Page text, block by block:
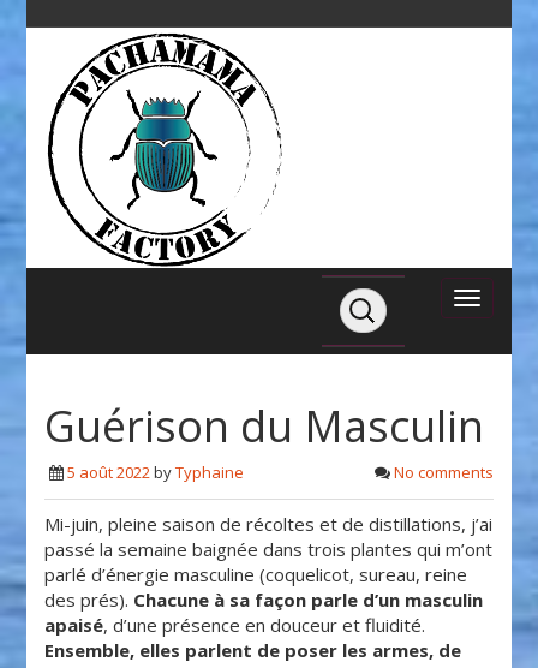
Guérison du Masculin
5 août 2022byTyphaine No comments
Mi-juin, pleine saison de récoltes et de distillations, j’ai
passé la semaine baignée dans trois plantes qui m’ont
parlé d’énergie masculine (coquelicot, sureau, reine
des prés). Chacune à sa façon parle d’un masculin
apaisé, d’une présence en douceur et fluidité.
Ensemble, elles parlent de poser les armes, de